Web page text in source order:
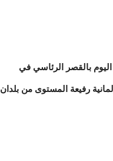
بالقصر الرئاسي في
رفيعة المستوى من بلدان